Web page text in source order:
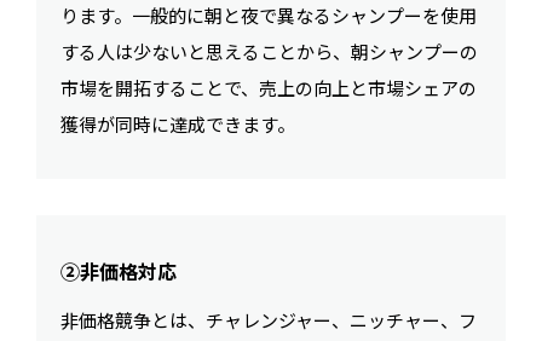
ります。一般的に朝と夜で異なるシャンプーを使用
する人は少ないと思えることから、朝シャンプーの
市場を開拓することで、売上の向上と市場シェアの
獲得が同時に達成できます。
②非価格対応
非価格競争とは、チャレンジャー、ニッチャー、フ